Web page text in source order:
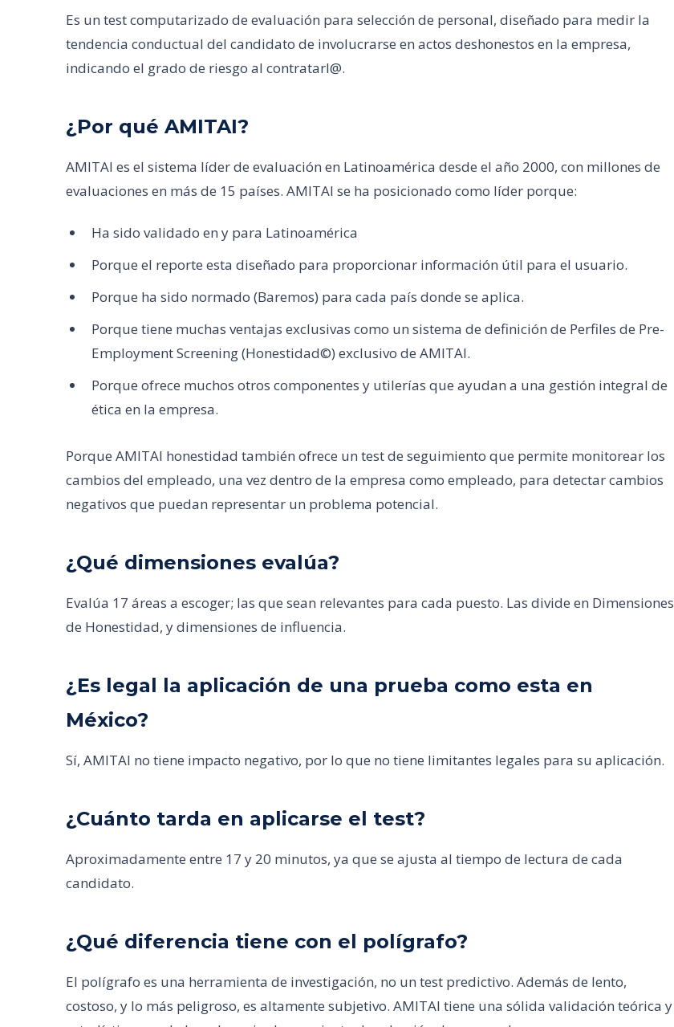
Es un test computarizado de evaluación para selección de personal, diseñado para medir la
tendencia conductual del candidato de involucrarse en actos deshonestos en la empresa,
indicando el grado de riesgo al contratarl@.
¿Por qué AMITAI?
AMITAI es el sistema líder de evaluación en Latinoamérica desde el año 2000, con millones de
evaluaciones en más de 15 países. AMITAI se ha posicionado como líder porque:
Ha sido validado en y para Latinoamérica
Porque el reporte esta diseñado para proporcionar información útil para el usuario.
Porque ha sido normado (Baremos) para cada país donde se aplica.
Porque tiene muchas ventajas exclusivas como un sistema de definición de Perfiles de Pre-
Employment Screening (Honestidad©) exclusivo de AMITAI.
Porque ofrece muchos otros componentes y utilerías que ayudan a una gestión integral de
ética en la empresa.
Porque AMITAI honestidad también ofrece un test de seguimiento que permite monitorear los
cambios del empleado, una vez dentro de la empresa como empleado, para detectar cambios
negativos que puedan representar un problema potencial.
¿Qué dimensiones evalúa?
Evalúa 17 áreas a escoger; las que sean relevantes para cada puesto. Las divide en Dimensiones
de Honestidad, y dimensiones de influencia.
¿Es legal la aplicación de una prueba como esta en
México?
Sí, AMITAI no tiene impacto negativo, por lo que no tiene limitantes legales para su aplicación.
¿Cuánto tarda en aplicarse el test?
Aproximadamente entre 17 y 20 minutos, ya que se ajusta al tiempo de lectura de cada
candidato.
¿Qué diferencia tiene con el polígrafo?
El polígrafo es una herramienta de investigación, no un test predictivo. Además de lento,
costoso, y lo más peligroso, es altamente subjetivo. AMITAI tiene una sólida validación teórica y